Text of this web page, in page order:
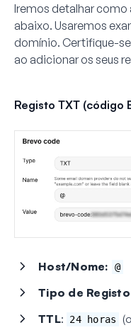
Iremos detalhar como
abaixo. Usaremos
domínio. Certifique-
ao adicionar os seus
Registo TXT (código
Host/Nome: @
Tipo de
TTL: 24 horas